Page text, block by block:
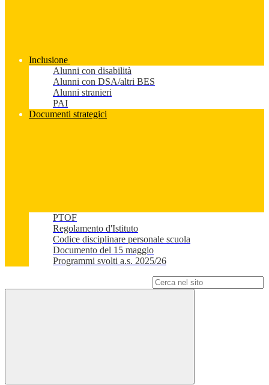
Inclusione
Alunni con disabilità
Alunni con DSA/altri BES
Alunni stranieri
PAI
Documenti strategici
PTOF
Regolamento d'Istituto
Codice disciplinare personale scuola
Documento del 15 maggio
Programmi svolti a.s. 2025/26